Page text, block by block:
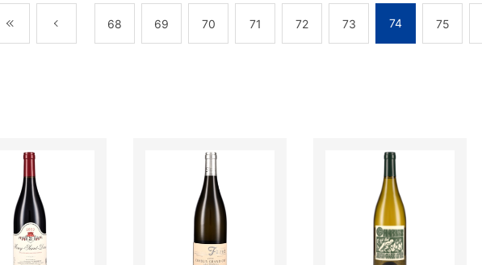
68 69 70 71 72 73 74 75